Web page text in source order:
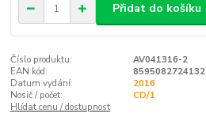
Přidat do košíku
Číslo produktu:
AV041316-2
EAN kód:
8595082724132
Datum vydání:
2016
Nosič / počet:
CD/1
Hlídat cenu / dostupnost